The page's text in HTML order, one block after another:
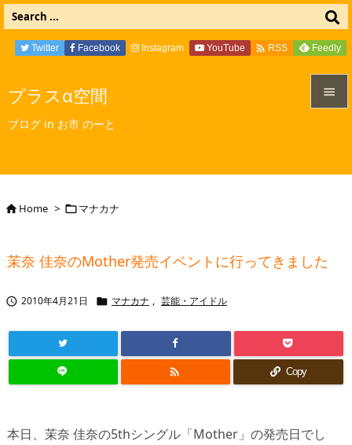
プラスα空間
ブログ in お市 のーと

次へ
Twitter Facebook Instagram YouTube  RSS Feedly
Home > マナカナ
茉奈 佳奈のMother発売イベントに行ってきました
 2010年4月21日  マナカナ , 芸能・アイドル
 Copy
本日、茉奈 佳奈の5thシングル「Mother」の発売日でし